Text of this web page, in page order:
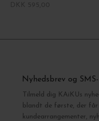
Nyhedsbrev og
Tilmeld dig KAiKUs
blandt de første, der får
kundearrangementer,